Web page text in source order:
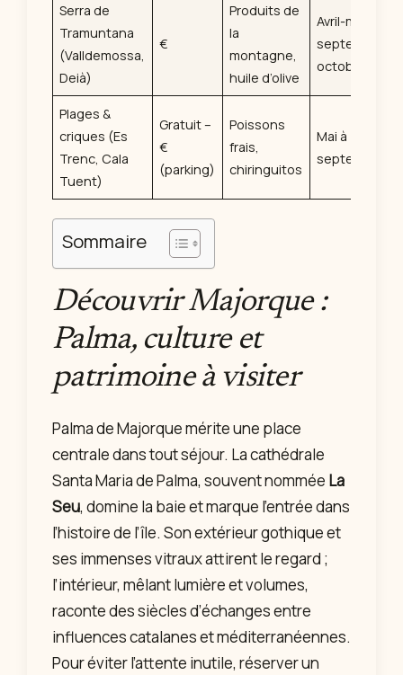
Serra de
Tramuntana
(Valldemossa,
Deià)
€
Produits de
la
montagne,
huile d’olive
Avril-mai,
septembre-
octobre
Plages &
criques (Es
Trenc, Cala
Tuent)
Gratuit –
€
(parking)
Poissons
frais,
chiringuitos
Mai à
septembre
Sommaire
Découvrir Majorque :
Palma, culture et
patrimoine à visiter
Palma de Majorque mérite une place
centrale dans tout séjour. La cathédrale
Santa Maria de Palma, souvent nommée La
Seu, domine la baie et marque l’entrée dans
l’histoire de l’île. Son extérieur gothique et
ses immenses vitraux attirent le regard ;
l’intérieur, mêlant lumière et volumes,
raconte des siècles d’échanges entre
influences catalanes et méditerranéennes.
Pour éviter l’attente inutile, réserver un